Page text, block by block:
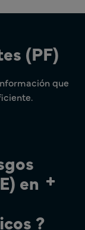
(PF)
que
en
?